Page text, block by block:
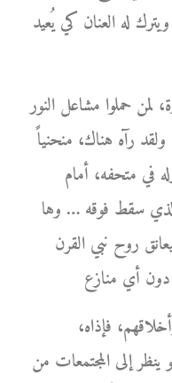
له العنان كي يُعيد
لمن حملوا مشاعل النور
رآه هناك، منحنياً
في متحفه، أمام
سقط فوقه … وها
روح نبي القرن
فإذاه،
إلى المجتمعات من